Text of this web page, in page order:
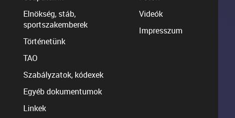
Elnökség, stáb,
sportszakemberek
Történetünk
TAO
Szabályzatok, kódexek
Egyéb dokumentumok
Linkek
Videók
Impresszum